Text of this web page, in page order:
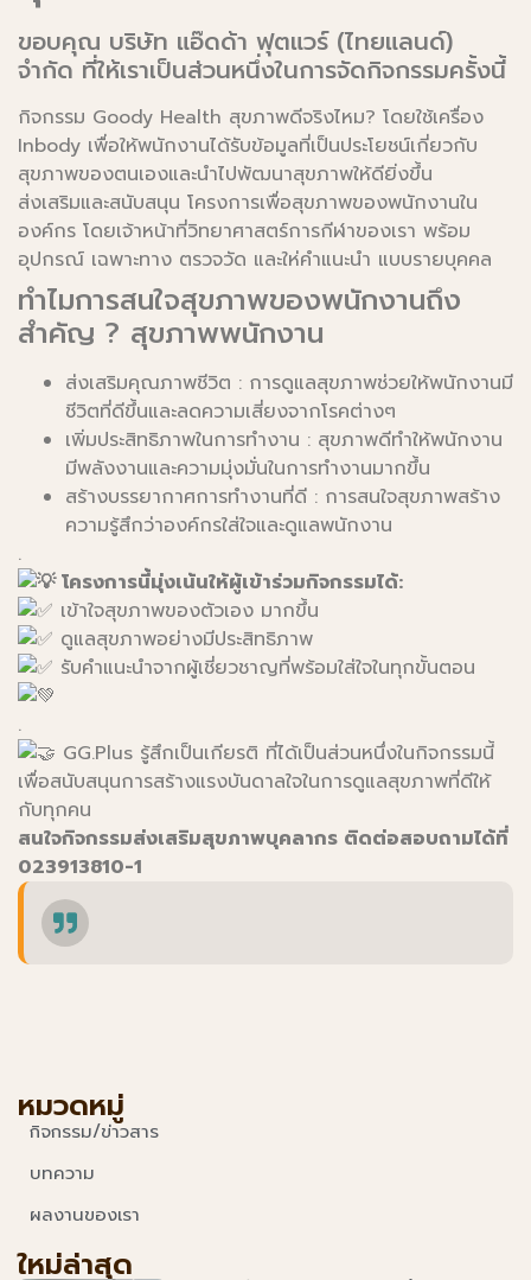
ขอบคุณ บริษัท แอ๊ดด้า ฟุตแวร์ (ไทยแลนด์)
จำกัด ที่ให้เราเป็นส่วนหนึ่งในการจัดกิจกรรมครั้งนี้
กิจกรรม Goody Health สุขภาพดีจริงไหม? โดยใช้เครื่อง
Inbody เพื่อให้พนักงานได้รับข้อมูลที่เป็นประโยชน์เกี่ยวกับ
สุขภาพของตนเองและนำไปพัฒนาสุขภาพให้ดียิ่งขึ้น
ส่งเสริมและสนับสนุน โครงการเพื่อสุขภาพของพนักงานใน
องค์กร โดยเจ้าหน้าที่วิทยาศาสตร์การกีฬาของเรา พร้อม
อุปกรณ์ เฉพาะทาง ตรวจวัด และให่คำแนะนำ แบบรายบุคคล
ทำไมการสนใจสุขภาพของพนักงานถึง
สำคัญ ? สุขภาพพนักงาน
ส่งเสริมคุณภาพชีวิต : การดูแลสุขภาพช่วยให้พนักงานมี
ชีวิตที่ดีขึ้นและลดความเสี่ยงจากโรคต่างๆ
เพิ่มประสิทธิภาพในการทำงาน : สุขภาพดีทำให้พนักงาน
มีพลังงานและความมุ่งมั่นในการทำงานมากขึ้น
สร้างบรรยากาศการทำงานที่ดี : การสนใจสุขภาพสร้าง
ความรู้สึกว่าองค์กรใส่ใจและดูแลพนักงาน
.
โครงการนี้มุ่งเน้นให้ผู้เข้าร่วมกิจกรรมได้:
เข้าใจสุขภาพของตัวเอง มากขึ้น
ดูแลสุขภาพอย่างมีประสิทธิภาพ
รับคำแนะนำจากผู้เชี่ยวชาญที่พร้อมใส่ใจในทุกขั้นตอน
.
GG.Plus รู้สึกเป็นเกียรติ ที่ได้เป็นส่วนหนึ่งในกิจกรรมนี้
เพื่อสนับสนุนการสร้างแรงบันดาลใจในการดูแลสุขภาพที่ดีให้
กับทุกคน
สนใจกิจกรรมส่งเสริมสุขภาพบุคลากร ติดต่อสอบถามได้ที่
023913810-1
หมวดหมู่
กิจกรรม/ข่าวสาร
บทความ
ผลงานของเรา
ใหม่ล่าสุด